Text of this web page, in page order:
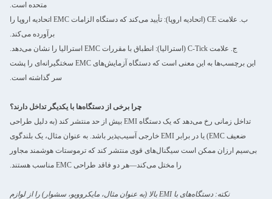
متحده است.
ب. علامت CE (اتحادیه اروپا): تأیید می‌کند که دستگاه الزامات EMC اتحادیه اروپا را
برآورده می‌کند.
ج. علامت C-Tick (استرالیا): انطباق با مقررات EMC استرالیا را نشان می‌دهد.
این برچسب‌ها به این معنی است که دستگاه آزمایش‌های EMC سختگیرانه‌ای را پشت
سر گذاشته است.
چرا برخی از دستگاه‌ها با یکدیگر تداخل دارند؟
تداخل زمانی رخ می‌دهد که یک دستگاه EMI بیش از حد منتشر کند (به دلیل طراحی
ضعیف EMC) یا در برابر EMI خارجی آسیب‌پذیر باشد. به عنوان مثال، یک بلندگوی
بی‌سیم ارزان ممکن است سیگنال‌های قوی منتشر کند که ترموستات هوشمند مجاور
را مختل می‌کند—هر دو فاقد طراحی EMC مناسب هستند.
نکته: دستگاه‌های با EMI بالا (به عنوان مثال، مایکروویو، سشوار) را از لوازم